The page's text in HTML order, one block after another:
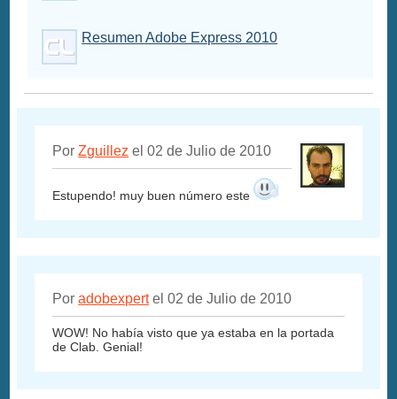
Resumen Adobe Express 2010
PorZguillez el 02 de Julio de 2010
Estupendo! muy buen número este
Poradobexpertel 02 de Julio de 2010
WOW! No había visto que ya estaba en la portada
de Clab. Genial!